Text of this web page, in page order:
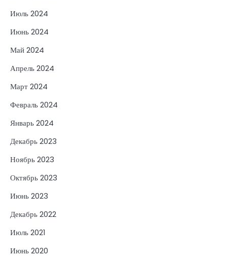
Июль 2024
Июнь 2024
Май 2024
Апрель 2024
Март 2024
Февраль 2024
Январь 2024
Декабрь 2023
Ноябрь 2023
Октябрь 2023
Июнь 2023
Декабрь 2022
Июль 2021
Июнь 2020